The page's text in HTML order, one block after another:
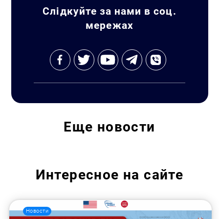
Слідкуйте за нами в соц.
мережах
Еще новости
Интересное на сайте
Новости